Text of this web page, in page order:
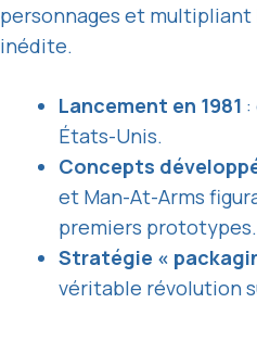
personnages et multipliant
inédite.
Lancement en 1981
États-Unis.
Concepts
et Man-At-Arms
premiers prototypes.
Stratégie «
véritable révolution